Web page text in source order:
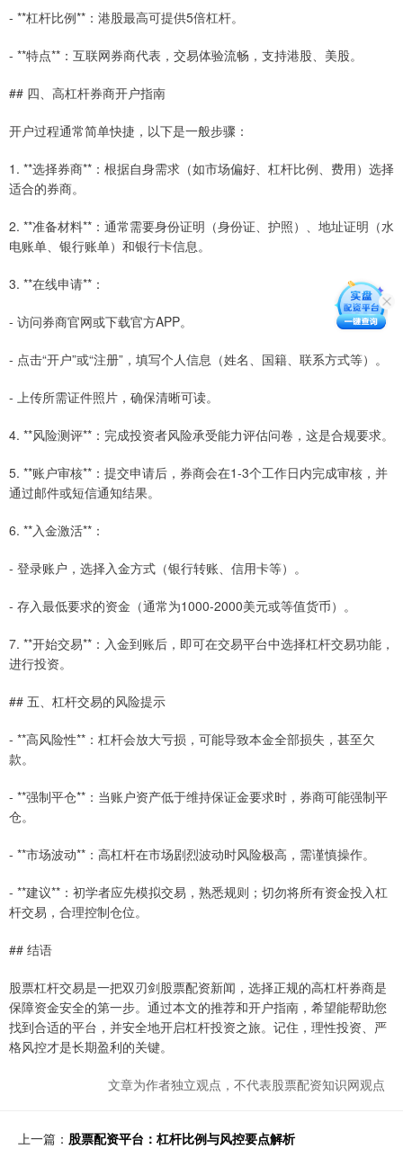
- **杠杆比例**：港股最高可提供5倍杠杆。
- **特点**：互联网券商代表，交易体验流畅，支持港股、美股。
## 四、高杠杆券商开户指南
开户过程通常简单快捷，以下是一般步骤：
1. **选择券商**：根据自身需求（如市场偏好、杠杆比例、费用）选择
适合的券商。
2. **准备材料**：通常需要身份证明（身份证、护照）、地址证明（水
电账单、银行账单）和银行卡信息。
3. **在线申请**：
- 访问券商官网或下载官方APP。
- 点击“开户”或“注册”，填写个人信息（姓名、国籍、联系方式等）。
- 上传所需证件照片，确保清晰可读。
4. **风险测评**：完成投资者风险承受能力评估问卷，这是合规要求。
5. **账户审核**：提交申请后，券商会在1-3个工作日内完成审核，并
通过邮件或短信通知结果。
6. **入金激活**：
- 登录账户，选择入金方式（银行转账、信用卡等）。
- 存入最低要求的资金（通常为1000-2000美元或等值货币）。
7. **开始交易**：入金到账后，即可在交易平台中选择杠杆交易功能，
进行投资。
## 五、杠杆交易的风险提示
- **高风险性**：杠杆会放大亏损，可能导致本金全部损失，甚至欠
款。
- **强制平仓**：当账户资产低于维持保证金要求时，券商可能强制平
仓。
- **市场波动**：高杠杆在市场剧烈波动时风险极高，需谨慎操作。
- **建议**：初学者应先模拟交易，熟悉规则；切勿将所有资金投入杠
杆交易，合理控制仓位。
## 结语
股票杠杆交易是一把双刃剑股票配资新闻，选择正规的高杠杆券商是
保障资金安全的第一步。通过本文的推荐和开户指南，希望能帮助您
找到合适的平台，并安全地开启杠杆投资之旅。记住，理性投资、严
格风控才是长期盈利的关键。
文章为作者独立观点，不代表股票配资知识网观点
上一篇： 股票配资平台：杠杆比例与风控要点解析